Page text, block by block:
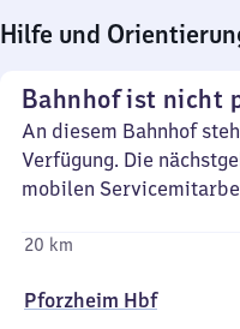
Hilfe und
Bahnhof ist nicht
An diesem Bahnhof
Verfügung. Die
mobilen
20 km
Pforzheim Hbf